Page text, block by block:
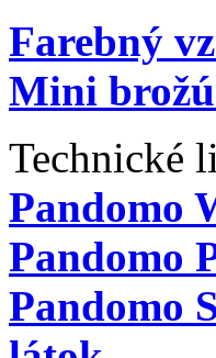
Farebný
Mini
Technické
Pandomo
Pandomo
Pandomo